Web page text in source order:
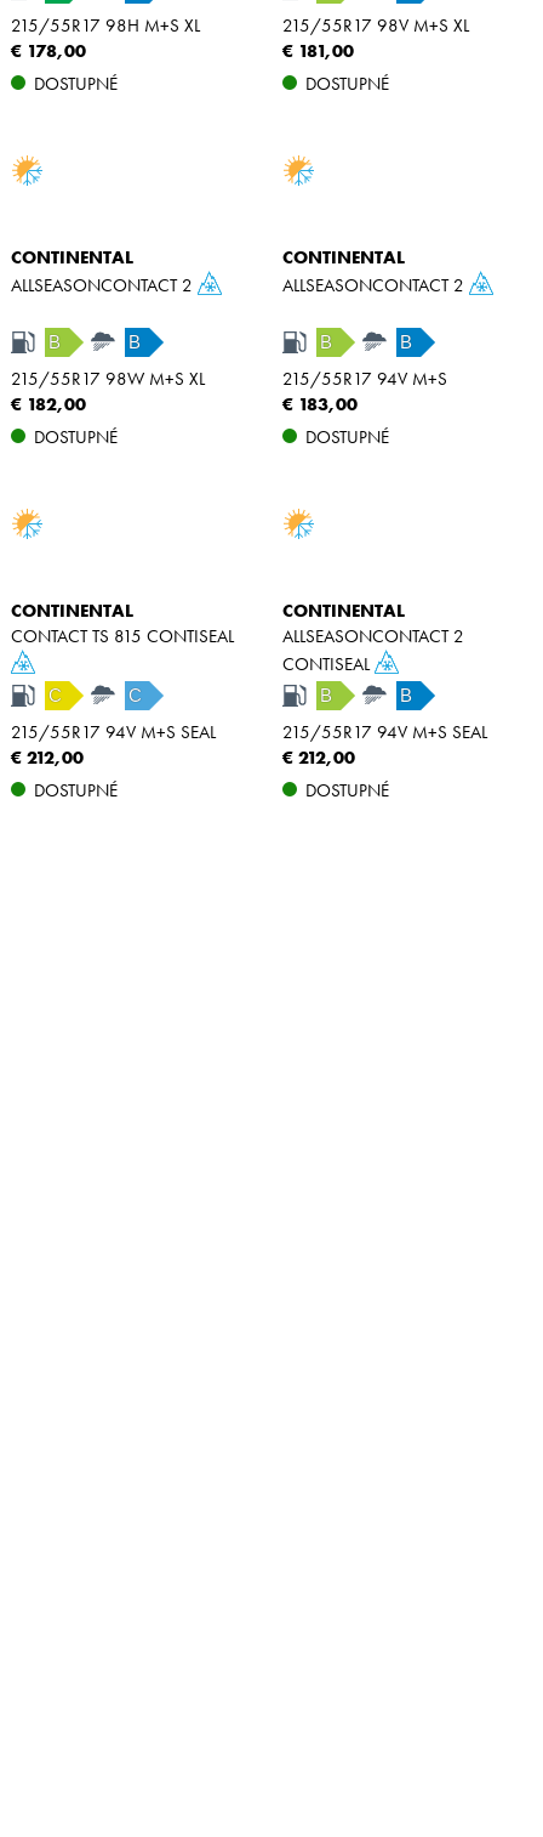
215/55R17 98H M+S XL
€ 178,00
DOSTUPNÉ
215/55R17 98V M+S XL
€ 181,00
DOSTUPNÉ
CONTINENTAL
ALLSEASONCONTACT 2
B B
215/55R17 98W M+S XL
€ 182,00
DOSTUPNÉ
CONTINENTAL
ALLSEASONCONTACT 2
B B
215/55R17 94V M+S
€ 183,00
DOSTUPNÉ
CONTINENTAL
CONTACT TS 815 CONTISEAL
C C
215/55R17 94V M+S SEAL
€ 212,00
DOSTUPNÉ
CONTINENTAL
ALLSEASONCONTACT 2
CONTISEAL
B B
215/55R17 94V M+S SEAL
€ 212,00
DOSTUPNÉ